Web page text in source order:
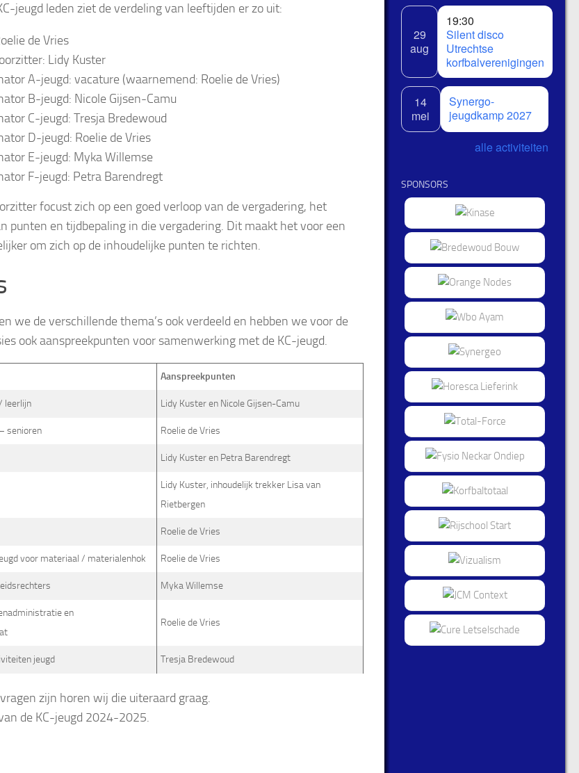
jeugd leden ziet de verdeling van leeftijden er zo uit:
de Vries
Lidy Kuster
A-jeugd: vacature (waarnemend: Roelie de Vries)
B-jeugd: Nicole Gijsen-Camu
C-jeugd: Tresja Bredewoud
D-jeugd: Roelie de Vries
E-jeugd: Myka Willemse
F-jeugd: Petra Barendregt
focust zich op een goed verloop van de vergadering, het
punten en tijdbepaling in die vergadering. Dit maakt het voor een
om zich op de inhoudelijke punten te richten.
we de verschillende thema’s ook verdeeld en hebben we voor de
ook aanspreekpunten voor samenwerking met de KC-jeugd.
Aanspreekpunten
leerlijn Lidy Kuster en Nicole Gijsen-Camu
senioren Roelie de Vries
Lidy Kuster en Petra Barendregt
Lidy Kuster, inhoudelijk trekker Lisa van
Rietbergen
Roelie de Vries
voor materiaal / materialenhok Roelie de Vries
Myka Willemse
en
Roelie de Vries
jeugd Tresja Bredewoud
zijn horen wij die uiteraard graag.
de KC-jeugd 2024-2025.
29
aug
19:30
Silent disco
Utrechtse
korfbalverenigingen
14
mei
Synergo-
jeugdkamp 2027
alle activiteiten
SPONSORS